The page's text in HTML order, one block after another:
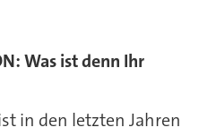
Was ist denn Ihr
in den letzten Jahren